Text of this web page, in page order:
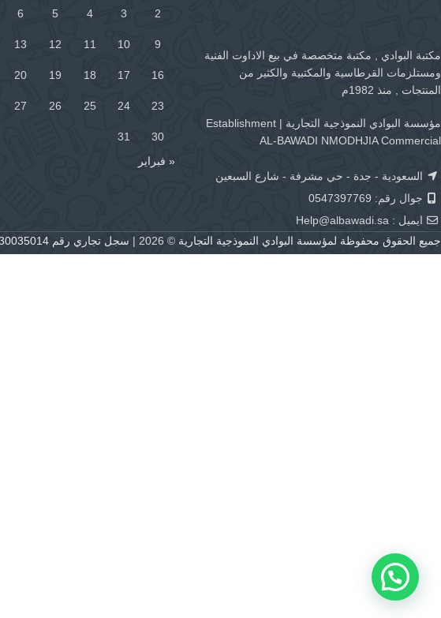
مكتبة البوادي , مكتبة متخصصة في بيع الاداوت الفنية
ومستلزمات القرطاسية والمكتبية والكثير من
المنتجات , منذ 1982م
مؤسسة البوادي النموذجية التجارية | Establishment
AL-BAWADI NMODHJIA Commercial
السعودية - جدة - حي مشرفة - شارع السبعين
جوال رقم: 0547397769
ايميل : Help@albawadi.sa
2
3
4
5
6
9
10
11
12
13
16
17
18
19
20
23
24
25
26
27
30
31
« فبراير
جميع الحقوق محفوظة لمؤسسة البوادي النموذجية التجارية © 2026 | سجل تجاري رقم 4030035014